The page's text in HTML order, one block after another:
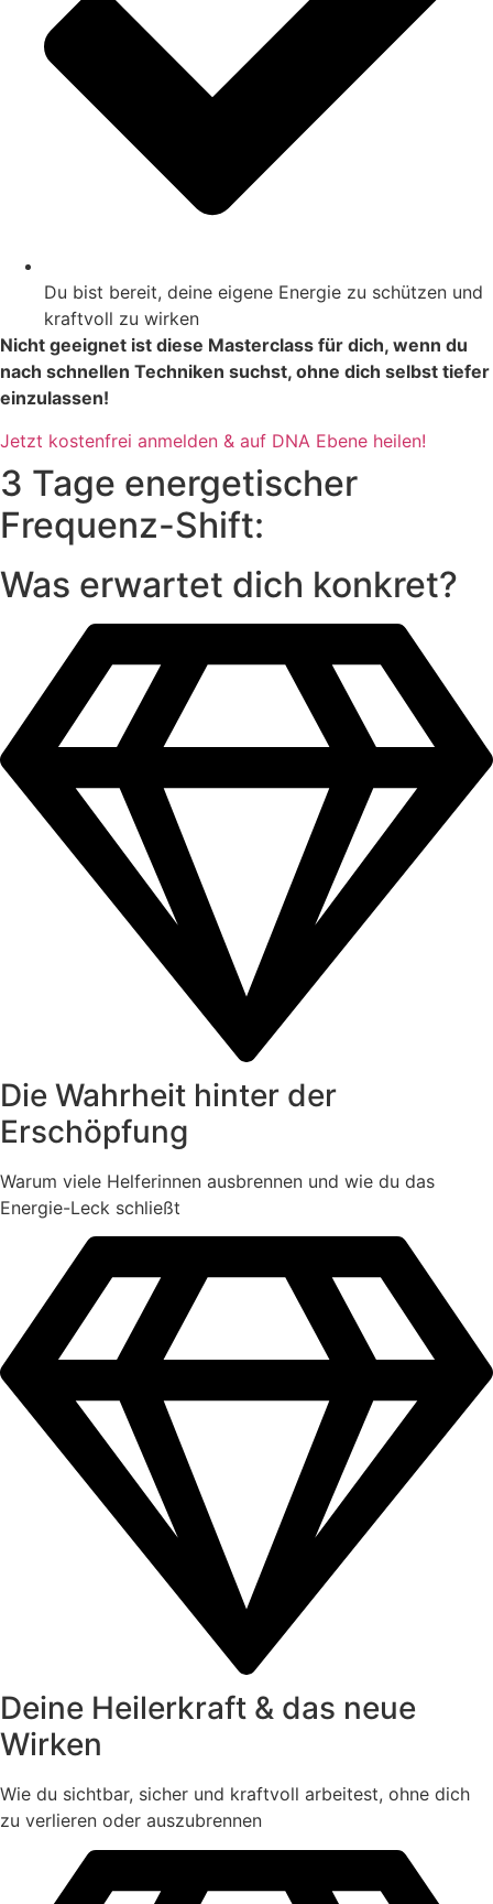
Du bist bereit, deine eigene Energie zu schützen und
kraftvoll zu wirken
Nicht geeignet ist diese Masterclass für dich, wenn du
nach schnellen Techniken suchst, ohne dich selbst tiefer
einzulassen!
Jetzt kostenfrei anmelden & auf DNA Ebene heilen!
3 Tage energetischer
Frequenz-Shift:
Was erwartet dich konkret?
Die Wahrheit hinter der
Erschöpfung
Warum viele Helferinnen ausbrennen und wie du das
Energie-Leck schließt
Deine Heilerkraft & das neue
Wirken
Wie du sichtbar, sicher und kraftvoll arbeitest, ohne dich
zu verlieren oder auszubrennen